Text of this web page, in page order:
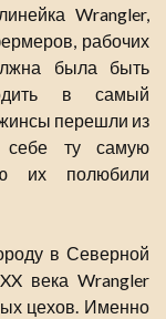
Wrangler,
рабочих
была быть
в самый
перешли из
ту самую
их полюбили
в Северной
века Wrangler
цехов. Именно